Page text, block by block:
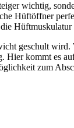
wichtig,
Hüftöffner
geschult
kommt es
zum